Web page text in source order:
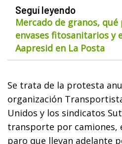
Seguí leyendo
Mercado de granos, qué
envases fitosanitarios y
Aapresid en La Posta
Se trata de la protesta
organización
Unidos y los sindicatos
transporte por camiones,
paro que llevan adelante